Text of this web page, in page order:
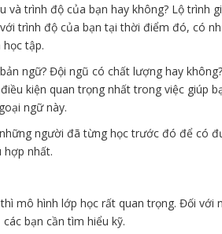
và trình độ của bạn hay không? Lộ trình
trình độ của bạn tại thời điểm đó, có
tập.
ngữ? Đội ngũ có chất lượng hay
kiện quan trọng nhất trong việc giúp
ngữ này.
người đã từng học trước đó để có
hợp nhất.
mô hình lớp học rất quan trọng. Đối với
bạn cần tìm hiểu kỹ.